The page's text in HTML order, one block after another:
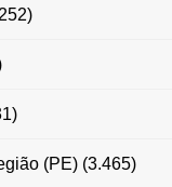
(PE)(3.465)